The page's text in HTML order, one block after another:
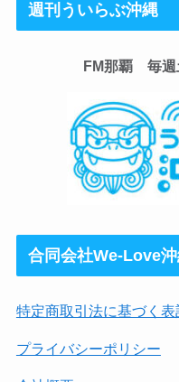
週刊ういらぶ沖縄
FM那覇 毎週
合同会社We-Love
特定商取引法に基づく表
プライバシーポリシー